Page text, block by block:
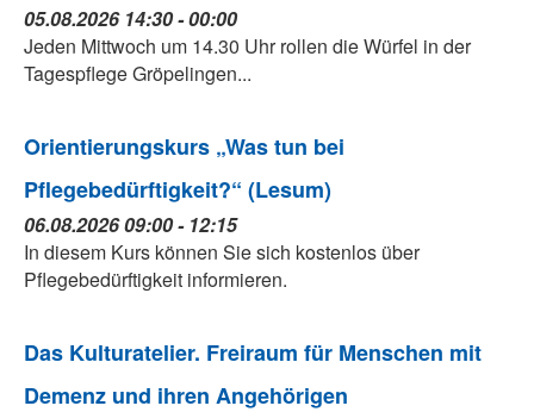
05.08.2026 14:30 - 00:00
Jeden Mittwoch um 14.30 Uhr rollen die Würfel in der
Tagespflege Gröpelingen...
Orientierungskurs „Was tun bei
Pflegebedürftigkeit?“ (Lesum)
06.08.2026 09:00 - 12:15
In diesem Kurs können Sie sich kostenlos über
Pflegebedürftigkeit informieren.
Das Kulturatelier. Freiraum für Menschen mit
Demenz und ihren Angehörigen